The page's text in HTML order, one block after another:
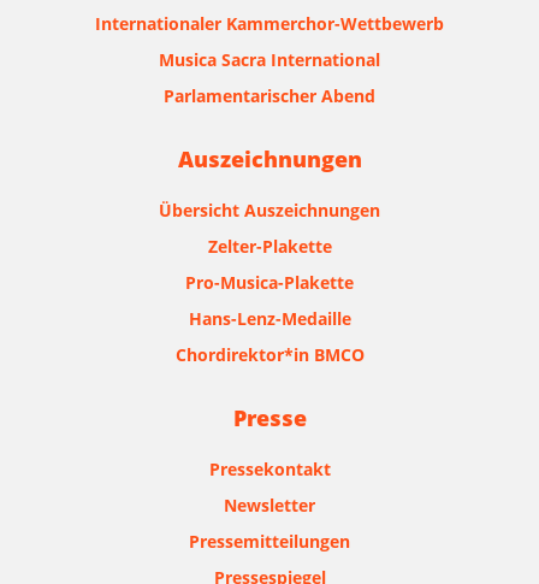
Internationaler Kammerchor-Wettbewerb
Musica Sacra International
Parlamentarischer Abend
Auszeichnungen
Übersicht Auszeichnungen
Zelter-Plakette
Pro-Musica-Plakette
Hans-Lenz-Medaille
Chordirektor*in BMCO
Presse
Pressekontakt
Newsletter
Pressemitteilungen
Pressespiegel